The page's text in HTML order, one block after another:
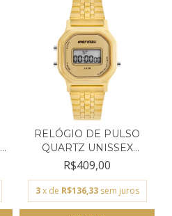
RELÓGIO DE PULSO
QUARTZ UNISSEX
MORMAII...
R$409,00
3 x de R$136,33 sem juros